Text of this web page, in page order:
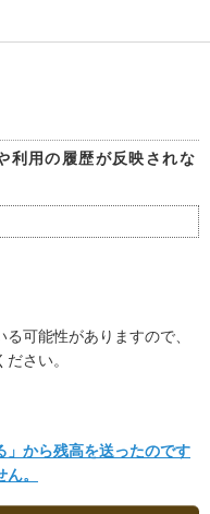
利用の履歴が反映されな
可能性がありますので、
さい。
」から残高を送ったのです
。